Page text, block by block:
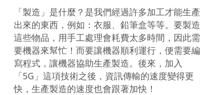
「製造」是什麼？是我們經過許多加工才能生產
出來的東西，例如：衣服、鉛筆盒等等。要製造
這些物品，用手工處理會耗費太多時間，因此需
要機器來幫忙！而要讓機器順利運行，便需要編
寫程式，讓機器協助生產製造。後來，加入
「5G」這項技術之後，資訊傳輸的速度變得更
快，生產製造的速度也會跟著加快！